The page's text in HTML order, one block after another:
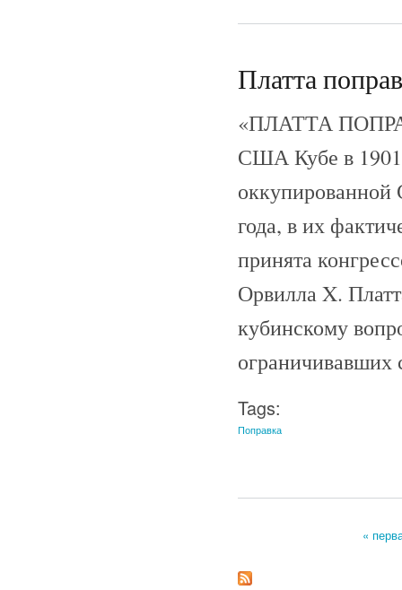
Платта
«ПЛАТТА
США Кубе в 1901
года, в их
принята
Орвилла X.
кубинскому
ограничивавших
Tags:
Поправка
«